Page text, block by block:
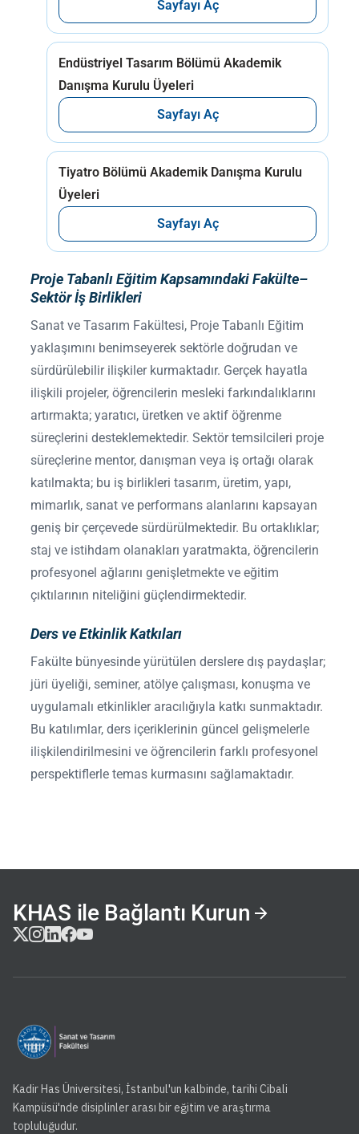
Sayfayı Aç
Endüstriyel Tasarım Bölümü Akademik
Danışma Kurulu Üyeleri
Sayfayı Aç
Tiyatro Bölümü Akademik Danışma Kurulu
Üyeleri
Sayfayı Aç
Proje Tabanlı Eğitim Kapsamındaki Fakülte–
Sektör İş Birlikleri
Sanat ve Tasarım Fakültesi, Proje Tabanlı Eğitim
yaklaşımını benimseyerek sektörle doğrudan ve
sürdürülebilir ilişkiler kurmaktadır. Gerçek hayatla
ilişkili projeler, öğrencilerin mesleki farkındalıklarını
artırmakta; yaratıcı, üretken ve aktif öğrenme
süreçlerini desteklemektedir. Sektör temsilcileri proje
süreçlerine mentor, danışman veya iş ortağı olarak
katılmakta; bu iş birlikleri tasarım, üretim, yapı,
mimarlık, sanat ve performans alanlarını kapsayan
geniş bir çerçevede sürdürülmektedir. Bu ortaklıklar;
staj ve istihdam olanakları yaratmakta, öğrencilerin
profesyonel ağlarını genişletmekte ve eğitim
çıktılarının niteliğini güçlendirmektedir.
Ders ve Etkinlik Katkıları
Fakülte bünyesinde yürütülen derslere dış paydaşlar;
jüri üyeliği, seminer, atölye çalışması, konuşma ve
uygulamalı etkinlikler aracılığıyla katkı sunmaktadır.
Bu katılımlar, ders içeriklerinin güncel gelişmelerle
ilişkilendirilmesini ve öğrencilerin farklı profesyonel
perspektiflerle temas kurmasını sağlamaktadır.
KHAS ile Bağlantı Kurun
Kadir Has Üniversitesi, İstanbul'un kalbinde, tarihi Cibali
Kampüsü'nde disiplinler arası bir eğitim ve araştırma
topluluğudur.